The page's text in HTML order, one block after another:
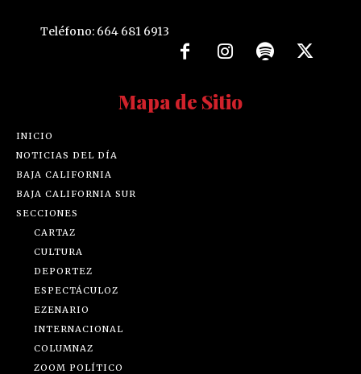
Teléfono: 664 681 6913
Mapa de Sitio
INICIO
NOTICIAS DEL DÍA
BAJA CALIFORNIA
BAJA CALIFORNIA SUR
SECCIONES
CARTAZ
CULTURA
DEPORTEZ
ESPECTÁCULOZ
EZENARIO
INTERNACIONAL
COLUMNAZ
ZOOM POLÍTICO